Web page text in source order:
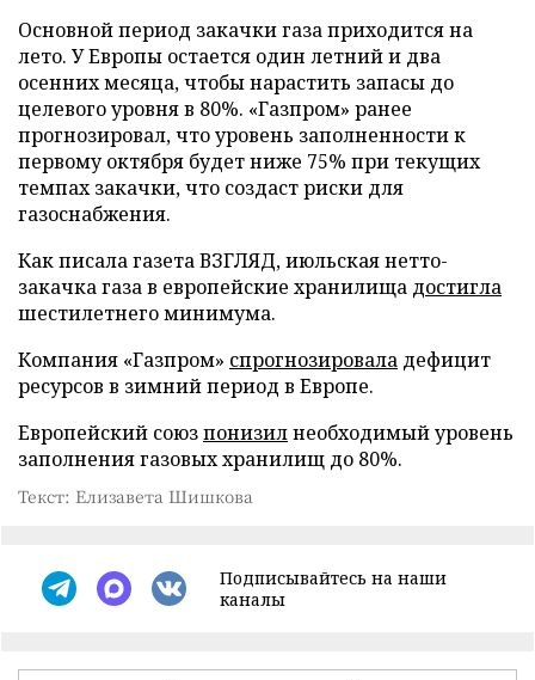
Основной период закачки газа приходится на
лето. У Европы остается один летний и два
осенних месяца, чтобы нарастить запасы до
целевого уровня в 80%. «Газпром» ранее
прогнозировал, что уровень заполненности к
первому октября будет ниже 75% при текущих
темпах закачки, что создаст риски для
газоснабжения.
Как писала газета ВЗГЛЯД, июльская нетто-
закачка газа в европейские хранилища достигла
шестилетнего минимума.
Компания «Газпром» спрогнозировала дефицит
ресурсов в зимний период в Европе.
Европейский союзпонизилнеобходимый уровень
заполнения газовых хранилищ до 80%.
Текст: Елизавета Шишкова
Подписывайтесь на наши
каналы